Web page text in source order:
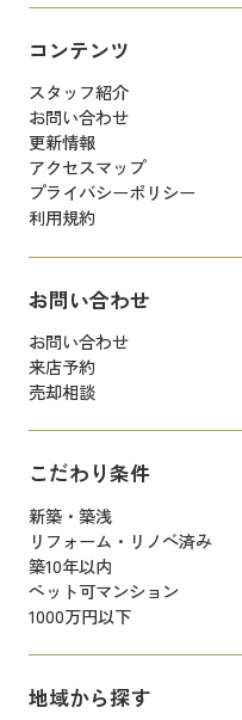
コンテンツ
スタッフ紹介
お問い合わせ
更新情報
アクセスマップ
プライバシーポリシー
利用規約
お問い合わせ
お問い合わせ
来店予約
売却相談
こだわり条件
新築・築浅
リフォーム・リノベ済み
築10年以内
ペット可マンション
1000万円以下
地域から探す